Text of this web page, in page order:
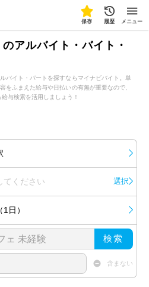
保存 履歴 メニュー
アルバイト・バイト・
バイト・パートを探すならマイナビバイト。単
をふまえた給与や日払いの有無が重要なので、
与検索を活用しましょう！
てください 選択
日）
検索
含まない